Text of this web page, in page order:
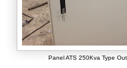
Panel ATS 250Kva Type